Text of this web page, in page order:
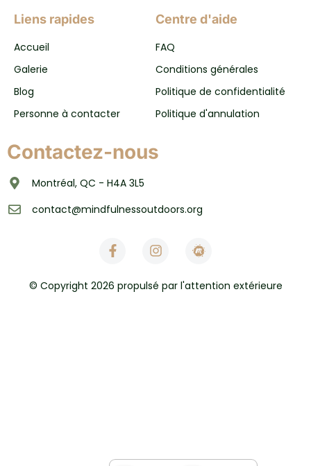
Liens rapides
Accueil
Galerie
Blog
Personne à contacter
Centre d'aide
FAQ
Conditions générales
Politique de confidentialité
Politique d'annulation
Contactez-nous
Montréal, QC - H4A 3L5
contact@mindfulnessoutdoors.org
© Copyright 2026 propulsé par l'attention extérieure